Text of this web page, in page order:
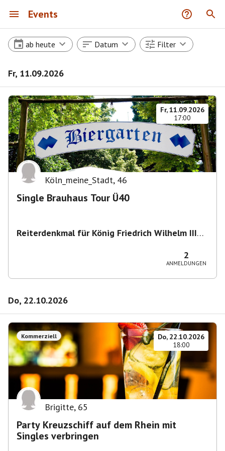
Events
ab heute Datum Filter
Fr, 11.09.2026
Fr, 11.09.2026
17:00
Köln_meine_Stadt, 46
Single Brauhaus Tour Ü40
Reiterdenkmal für König Friedrich Wilhelm III
2
ANMELDUNGEN
Do, 22.10.2026
Kommerziell
Do, 22.10.2026
18:00
Brigitte, 65
Party Kreuzschiff auf dem Rhein mit
Singles verbringen